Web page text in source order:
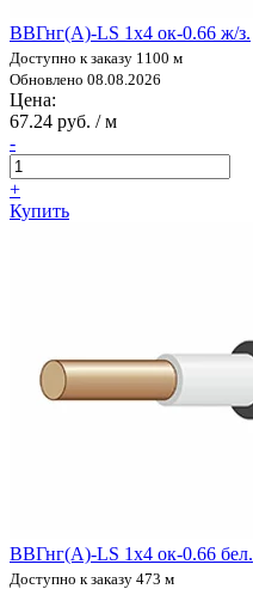
ВВГнг(А)-LS 1х4 ок-0.66 ж/з.
Доступно к заказу 1100 м
Обновлено 08.08.2026
Цена:
67.24 руб. / м
-
+
Купить
ВВГнг(А)-LS 1х4 ок-0.66 бел.
Доступно к заказу 473 м